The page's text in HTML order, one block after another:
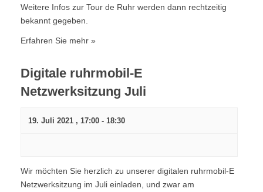
Weitere Infos zur Tour de Ruhr werden dann rechtzeitig
bekannt gegeben.
Erfahren Sie mehr »
Digitale ruhrmobil-E
Netzwerksitzung Juli
19. Juli 2021 , 17:00 - 18:30
Wir möchten Sie herzlich zu unserer digitalen ruhrmobil-E
Netzwerksitzung im Juli einladen, und zwar am